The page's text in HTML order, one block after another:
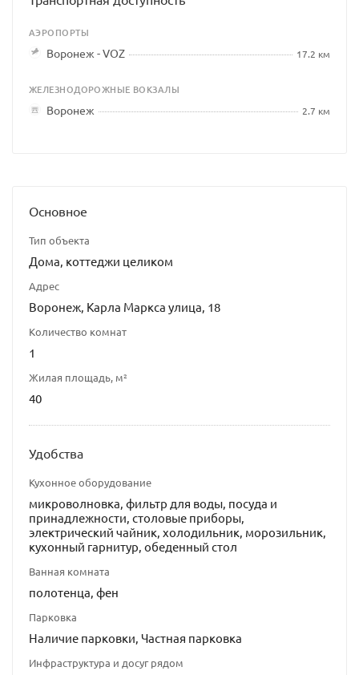
АЭРОПОРТЫ
Воронеж - VOZ 17.2 км
ЖЕЛЕЗНОДОРОЖНЫЕ ВОКЗАЛЫ
Воронеж 2.7 км
Основное
Тип объекта
Дома, коттеджи целиком
Адрес
Воронеж, Карла Маркса улица, 18
Количество комнат
1
Жилая площадь, м²
40
Удобства
Кухонное оборудование
микроволновка, фильтр для воды, посуда и
принадлежности, столовые приборы,
электрический чайник, холодильник, морозильник,
кухонный гарнитур, обеденный стол
Ванная комната
полотенца, фен
Парковка
Наличие парковки, Частная парковка
Инфраструктура и досуг рядом